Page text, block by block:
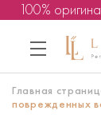
100%
Главная
поврежденных